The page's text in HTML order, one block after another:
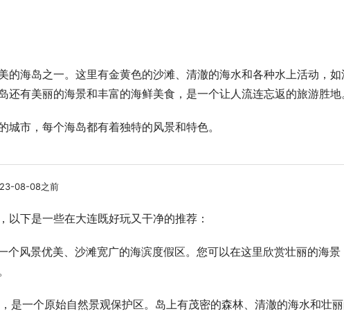
的海岛之一。这里有金黄色的沙滩、清澈的海水和各种水上活动，如
还有美丽的海景和丰富的海鲜美食，是一个让人流连忘返的旅游胜地
城市，每个海岛都有着独特的风景和特色。
08-08之前
以下是一些在大连既好玩又干净的推荐：
个风景优美、沙滩宽广的海滨度假区。您可以在这里欣赏壮丽的海景
是一个原始自然景观保护区。岛上有茂密的森林、清澈的海水和壮